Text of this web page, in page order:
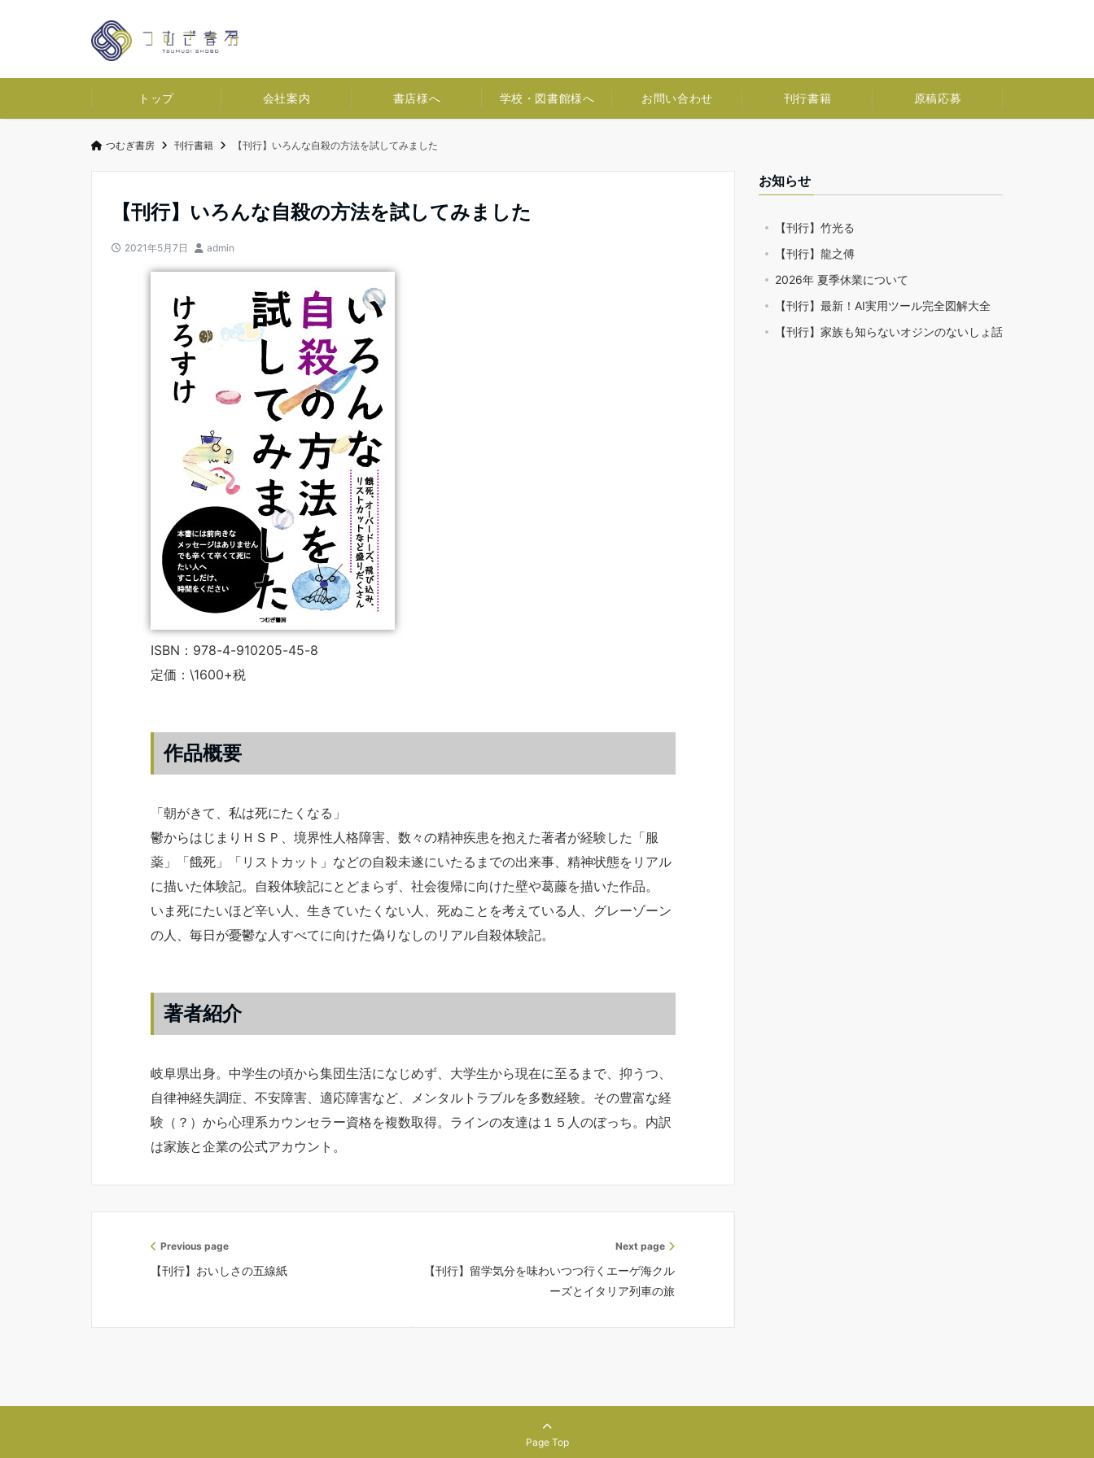
トップ 会社案内 書店様へ 学校・図書館様へ お問い合わせ 刊行書籍 原稿応募
つむぎ書房 刊行書籍 【刊行】いろんな自殺の方法を試してみました
【刊行】いろんな自殺の方法を試してみました
2021年5月7日 admin
ISBN：978-4-910205-45-8
定価：\1600+税
作品概要
「朝がきて、私は死にたくなる」
鬱からはじまりＨＳＰ、境界性人格障害、数々の精神疾患を抱えた著者が経験した「服
薬」「餓死」「リストカット」などの自殺未遂にいたるまでの出来事、精神状態をリアル
に描いた体験記。自殺体験記にとどまらず、社会復帰に向けた壁や葛藤を描いた作品。
いま死にたいほど辛い人、生きていたくない人、死ぬことを考えている人、グレーゾーン
の人、毎日が憂鬱な人すべてに向けた偽りなしのリアル自殺体験記。
著者紹介
岐阜県出身。中学生の頃から集団生活になじめず、大学生から現在に至るまで、抑うつ、
自律神経失調症、不安障害、適応障害など、メンタルトラブルを多数経験。その豊富な経
験（？）から心理系カウンセラー資格を複数取得。ラインの友達は１５人のぼっち。内訳
は家族と企業の公式アカウント。
Previous page
【刊行】おいしさの五線紙
Next page
【刊行】留学気分を味わいつつ行くエーゲ海クル
ーズとイタリア列車の旅
お知らせ
【刊行】竹光る
【刊行】龍之傅
2026年 夏季休業について
【刊行】最新！AI実用ツール完全図解大全
【刊行】家族も知らないオジンのないしょ話
Page Top